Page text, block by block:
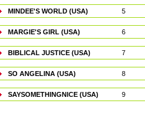
MINDEE'S WORLD (USA) 5
MARGIE'S GIRL (USA) 6
BIBLICAL JUSTICE (USA) 7
SO ANGELINA (USA) 8
SAYSOMETHINGNICE (USA) 9